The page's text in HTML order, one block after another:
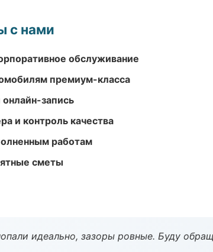
с нами
обслуживание
премиум-класса
запись
и контроль качества
работам
сметы
идеально, зазоры ровные. Буду